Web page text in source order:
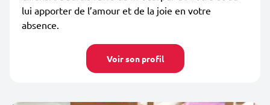
lui apporter de l’amour et de la joie en votre
absence.
Voir son profil